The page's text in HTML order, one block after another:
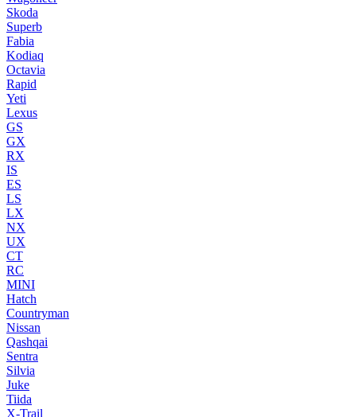
Skoda
Superb
Fabia
Kodiaq
Octavia
Rapid
Yeti
Lexus
GS
GX
RX
IS
ES
LS
LX
NX
UX
CT
RC
MINI
Hatch
Countryman
Nissan
Qashqai
Sentra
Silvia
Juke
Tiida
X-Trail